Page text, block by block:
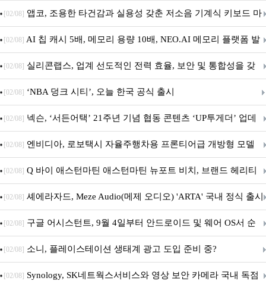
특집(1-4편)
[02/08] 앱코, 조용한 타건감과 실용성 갖춘 저소음 기계식 키보드 마
우스 세트 'KM580' 출시
[02/08] AI 칩 캐시 5배, 메모리 용량 10배, NEO.AI 메모리 플랫폼 발
표
[02/08] 실리콘랩스, 업계 선도적인 전력 효율, 보안 및 통합성을 갖
춘 초저전력 블루투스 LE SoC ‘BG2B’ 공개
[02/08] ‘NBA 덩크 시티’, 오늘 한국 공식 출시
[02/08] 넥슨, ‘서든어택’ 21주년 기념 협동 콘텐츠 ‘UP투게더’ 업데
이트
[02/08] 엔비디아, 로보택시 자율주행차용 프론티어급 개방형 모델
‘알파마요 2 슈퍼’ 상업적 이용 가능
[02/08] Q 바이 애스턴마틴 애스턴마틴 뉴포트 비치, 브랜드 헤리티
지 담은 ‘헤리티지 에디션 컬렉션’ 공개
[02/08] 셰에라자드, Meze Audio(메제 오디오) 'ARTA' 국내 정식 출시
[02/08] 구글 어시스턴트, 9월 4일부터 안드로이드 및 웨어 OS서 순
차 서비스 종료
[02/08] 소니, 플레이스테이션 생태계 광고 도입 준비 중?
[02/08] Synology, SK네트웍스서비스와 영상 보안 카메라 국내 독점